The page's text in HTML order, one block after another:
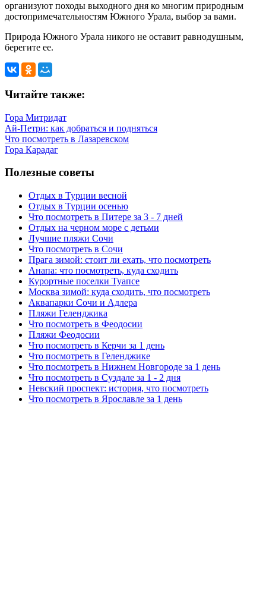
организуют походы выходного дня ко многим природным
достопримечательностям Южного Урала, выбор за вами.
Природа Южного Урала никого не оставит равнодушным,
берегите ее.
Читайте также:
Гора Митридат
Ай-Петри: как добраться и подняться
Что посмотреть в Лазаревском
Гора Карадаг
Полезные советы
Отдых в Турции весной
Отдых в Турции осенью
Что посмотреть в Питере за 3 - 7 дней
Отдых на черном море с детьми
Лучшие пляжи Сочи
Что посмотреть в Сочи
Прага зимой: стоит ли ехать, что посмотреть
Анапа: что посмотреть, куда сходить
Курортные поселки Туапсе
Москва зимой: куда сходить, что посмотреть
Аквапарки Сочи и Адлера
Пляжи Геленджика
Что посмотреть в Феодосии
Пляжи Феодосии
Что посмотреть в Керчи за 1 день
Что посмотреть в Геленджике
Что посмотреть в Нижнем Новгороде за 1 день
Что посмотреть в Суздале за 1 - 2 дня
Невский проспект: история, что посмотреть
Что посмотреть в Ярославле за 1 день